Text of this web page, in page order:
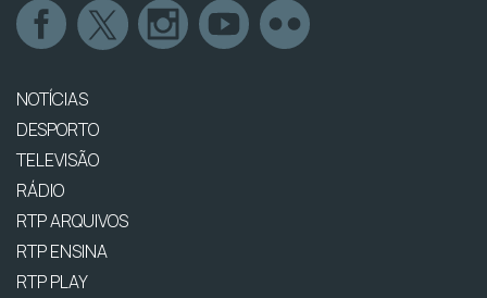
NOTÍCIAS
DESPORTO
TELEVISÃO
RÁDIO
RTP ARQUIVOS
RTP ENSINA
RTP PLAY